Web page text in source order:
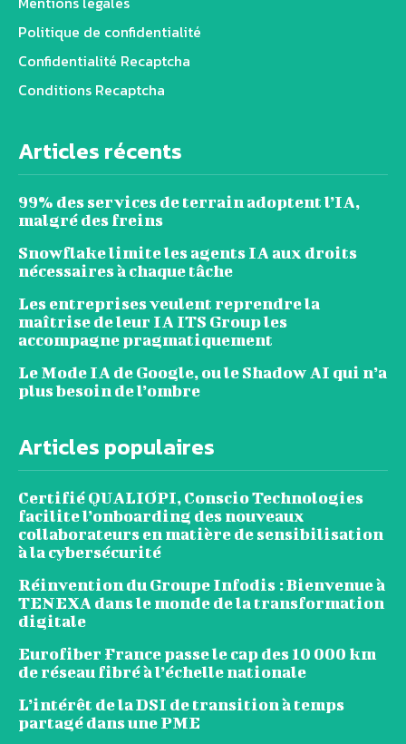
Politique de confidentialité
Confidentialité Recaptcha
Conditions Recaptcha
Articles récents
99% des services de terrain adoptent l’IA,
malgré des freins
Snowflake limite les agents IA aux droits
nécessaires à chaque tâche
Les entreprises veulent reprendre la
maîtrise de leur IA ITS Group les
accompagne pragmatiquement
Le Mode IA de Google, ou le Shadow AI qui n’a
plus besoin de l’ombre
Articles populaires
Certifié QUALIOPI, Conscio Technologies
facilite l’onboarding des nouveaux
collaborateurs en matière de sensibilisation
à la cybersécurité
Réinvention du Groupe Infodis : Bienvenue à
TENEXA dans le monde de la transformation
digitale
Eurofiber France passe le cap des 10 000 km
de réseau fibré à l’échelle nationale
L’intérêt de la DSI de transition à temps
partagé dans une PME